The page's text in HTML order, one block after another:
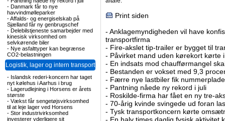
- Danmark får to nye
havvindmølleparker
-Affalds- og energiselskab på
Sjælland får ny genbrugschef
- Delebilstjeneste samarbejder med
kinesisk virksomhed om
selvkørende biler
- Nye asfalttyper kan begrænse
CO2-belastningen
Logistik, lager og intern transport
- Islandsk rederi-koncern har taget
nyt kølehus i Aarhus i brug
- Lagerudlejning i Horsens er årets
største
- Vækst får sengetøjsvirksomhed
til at leje lager ved Horsens
- Stor industrivirksomhed
investerer yderligere sit
Print siden
- Anklagemyndigheden vil have
transportfirma
- Fire-akslet tip-trailer er bygget til
- Påvirket mand uden kørekort kørte
- En indsats mod chaufførmangel
- Bestanden er vokset med 9,3
- Færre nye lastbiler fik
- Pantning nåede ny rekord i juli
- Roskilde-firma har fået en ny tre-
- 70-årig kvinde svingede ud foran
- Tysk transportkoncern kørte